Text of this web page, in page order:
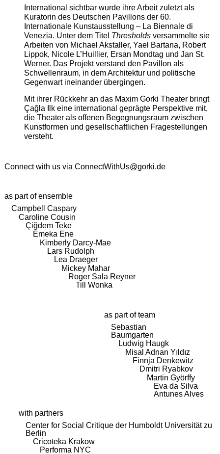
International sichtbar wurde ihre Arbeit zuletzt als
Kuratorin des Deutschen Pavillons der 60.
Internationale Kunstausstellung – La Biennale di
Venezia. Unter dem Titel Thresholdsversammelte sie
Arbeiten von Michael Akstaller, Yael Bartana, Robert
Lippok, Nicole L’Huillier, Ersan Mondtag und Jan St.
Werner. Das Projekt verstand den Pavillon als
Schwellenraum, in dem Architektur und politische
Gegenwart ineinander übergingen.
Mit ihrer Rückkehr an das Maxim Gorki Theater bringt
Çağla Ilk eine international geprägte Perspektive mit,
die Theater als offenen Begegnungsraum zwischen
Kunstformen und gesellschaftlichen Fragestellungen
versteht.
Connect with us via ConnectWithUs@gorki.de
as part of ensemble
Campbell Caspary
Caroline Cousin
Çiğdem Teke
Emeka Ene
Kimberly Darcy-Mae
Lars Rudolph
Lea Draeger
Mickey Mahar
Roger Sala Reyner
Till Wonka
as part of team
Sebastian
Baumgarten
Ludwig Haugk
Misal Adnan Yıldız
Finnja Denkewitz
Dmitri Ryabkov
Martin Györffy
Eva da Silva
Antunes Alves
with partners
Center for Social Critique der Humboldt Universität zu
Berlin
Cricoteka Krakow
Performa NYC